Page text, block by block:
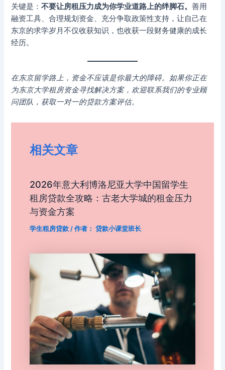
关键是：不要让房租压力成为你学业道路上的绊脚石。善用
融资工具、合理规划资金、充分争取政策性支持，让自己在
东京的求学岁月不仅收获知识，也收获一段财务健康的成长
经历。
在东京留学路上，资金不应该是你最大的障碍。如果你正在
为东京大学租房资金寻找解决方案，欢迎联系我们的专业顾
问团队，获取一对一的贷款方案评估。
相关文章
2026年意大利博洛尼亚大学中国留学生
租房贷款全攻略：古老大学城的租金压力
与资金方案
学生租房贷款/ 作者： 贷款小课堂班长